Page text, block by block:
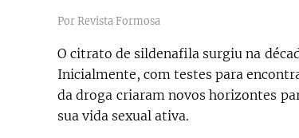
Por Revista Formosa
O citrato de sildenafila surgiu na
Inicialmente, com testes para
da droga criaram novos horizontes
sua vida sexual ativa.